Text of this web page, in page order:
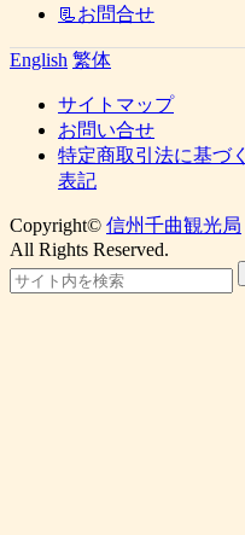
📃お問合せ
English 繁体
サイトマップ
お問い合せ
特定商取引法に基づく
表記
Copyright© 信州千曲観光局
All Rights Reserved.